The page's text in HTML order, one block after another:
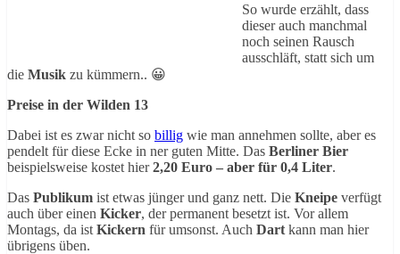
So wurde erzählt, dass
dieser auch manchmal
noch seinen Rausch
ausschläft, statt sich um
die Musik zu kümmern.. 😀
Preise in der Wilden 13
Dabei ist es zwar nicht so billig wie man annehmen sollte, aber es
pendelt für diese Ecke in ner guten Mitte. Das Berliner Bier
beispielsweise kostet hier2,20 Euro – aber für 0,4 Liter.
Das Publikum ist etwas jünger und ganz nett. Die Kneipe verfügt
auch über einen Kicker, der permanent besetzt ist. Vor allem
Montags, da ist Kickern für umsonst. Auch Dart kann man hier
übrigens üben.